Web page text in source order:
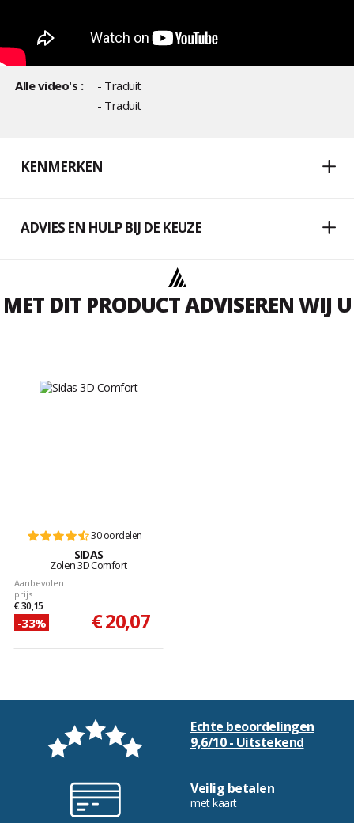
Alle video's :
- Traduit
- Traduit
KENMERKEN
ADVIES EN HULP BIJ DE KEUZE
MET DIT PRODUCT ADVISEREN WIJ U
30 oordelen
SIDAS
Zolen 3D Comfort
Aanbevolen
prijs
€ 30,15
-33% € 20,07
Echte beoordelingen
9,6/10 - Uitstekend
Veilig betalen
met kaart